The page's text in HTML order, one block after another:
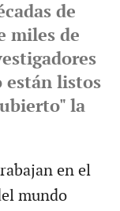
de
miles de
están listos
la
en el
mundo